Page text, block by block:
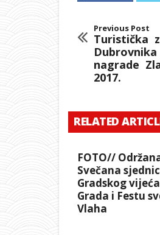
Previous Post
Turistička​
nagrade​
2017.
RELATED
FOTO//
Svečana
Gradskog
Grada i Festu
Vlaha